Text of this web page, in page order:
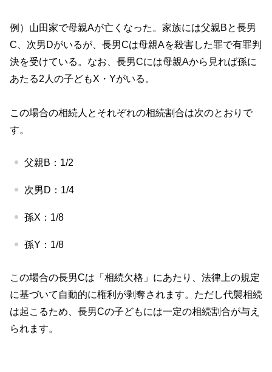
例）山田家で母親Aが亡くなった。家族には父親Bと長男
C 、次男 Dがいるが、長男Cは母親Aを殺害した罪で有罪判
決を受けている。なお、長男Cには母親Aから見れば孫に
あたる2人の子どもX ・ Yがいる。
この場合の相続人とそれぞれの相続割合は次のとおりで
す。
父親B ： 1/2
次男 D ： 1/4
孫X ： 1/8
孫Y ： 1/8
この場合の長男Cは「相続欠格」にあたり、法律上の規定
に基づいて自動的に権利が剥奪されます。ただし代襲相続
は起こるため、長男Cの子どもには一定の相続割合が与え
られます。